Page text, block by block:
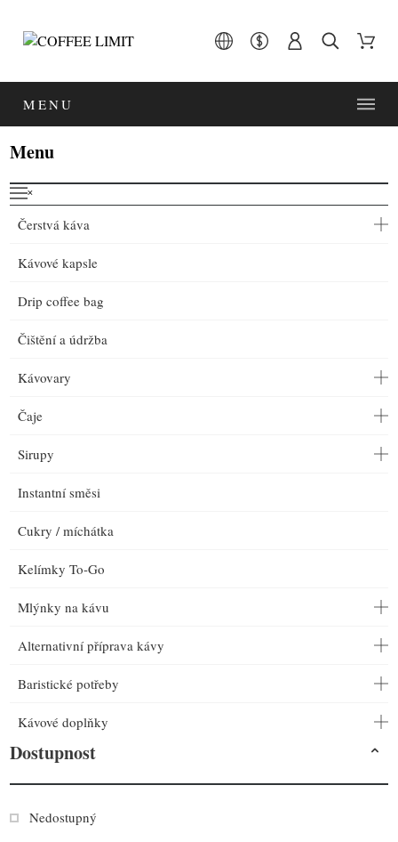
MENU
Menu
˟
Čerstvá káva
Kávové kapsle
Drip coffee bag
Čištění a údržba
Kávovary
Čaje
Sirupy
Instantní směsi
Cukry / míchátka
Kelímky To-Go
Mlýnky na kávu
Alternativní příprava kávy
Baristické potřeby
Kávové doplňky
Dostupnost
Nedostupný